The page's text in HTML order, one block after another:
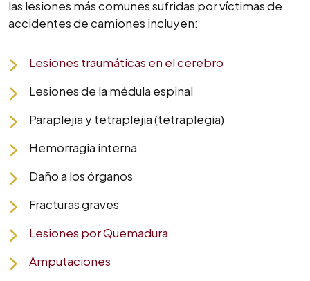
las lesiones más comunes sufridas por víctimas de
accidentes de camiones incluyen:
Lesiones traumáticas en el cerebro
Lesiones de la médula espinal
Paraplejia y tetraplejia (tetraplegia)
Hemorragia interna
Daño a los órganos
Fracturas graves
Lesiones por Quemadura
Amputaciones